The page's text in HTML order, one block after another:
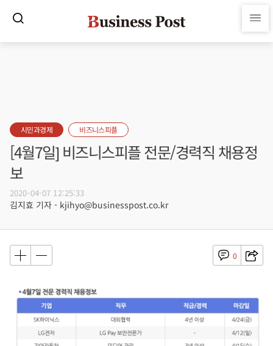
시민과경제 비즈니스피플
[4월7일] 비즈니스피플 전문/경력직 채용정
보
2020-04-07 12:25:33
김지효 기자 - kjihyo@businesspost.co.kr
0